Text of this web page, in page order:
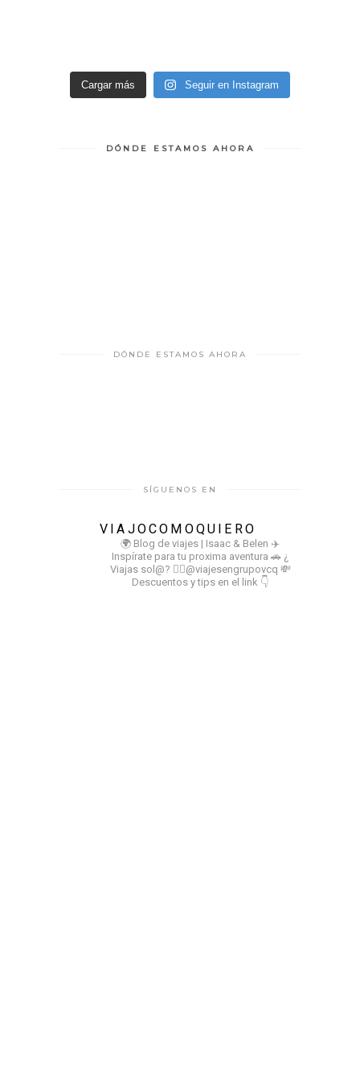
Cargar más Seguir en Instagram
DÓNDE ESTAMOS AHORA
DÓNDE ESTAMOS AHORA
SÍGUENOS EN
VIAJOCOMOQUIERO
🌍 Blog de viajes | Isaac & Belen ✈️
Inspírate para tu proxima aventura 🚗 ¿
Viajas sol@? 👉🏻@viajesengrupovcq 💸
Descuentos y tips en el link 👇